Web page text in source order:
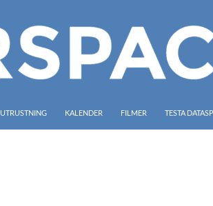
UTRUSTNING KALENDER FILMER TESTA